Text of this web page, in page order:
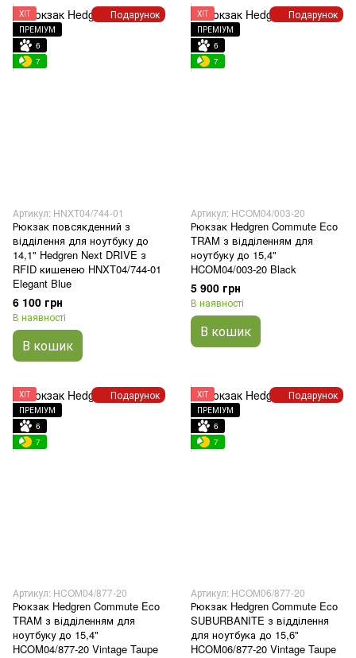
Подарунок
ХІТ
ПРЕМІУМ
6
7
Артикул: HNXT04/744-01
Рюкзак повсякденний з
відділення для ноутбуку до
14,1" Hedgren Next DRIVE з
RFID кишенею HNXT04/744-01
Elegant Blue
6 100 грн
В наявності
В кошик
Подарунок
ХІТ
ПРЕМІУМ
6
7
Артикул: HCOM04/003-20
Рюкзак Hedgren Commute Eco
TRAM з відділенням для
ноутбуку до 15,4"
HCOM04/003-20 Black
5 900 грн
В наявності
В кошик
Подарунок
ХІТ
ПРЕМІУМ
6
7
Артикул: HCOM04/877-20
Рюкзак Hedgren Commute Eco
TRAM з відділенням для
ноутбуку до 15,4"
HCOM04/877-20 Vintage Taupe
Подарунок
ХІТ
ПРЕМІУМ
6
7
Артикул: HCOM06/877-20
Рюкзак Hedgren Commute Eco
SUBURBANITE з відділення
для ноутбука до 15,6"
HCOM06/877-20 Vintage Taupe